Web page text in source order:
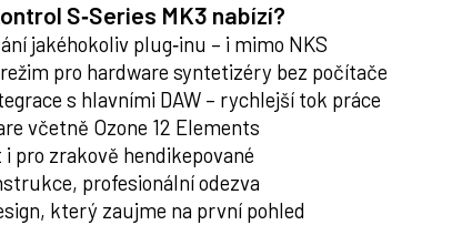
S‑Series MK3 nabízí?
jakéhokoliv plug‑inu – i mimo NKS
pro hardware syntetizéry bez počítače
s hlavními DAW – rychlejší tok práce
včetně Ozone 12 Elements
pro zrakově hendikepované
profesionální odezva
který zaujme na první pohled